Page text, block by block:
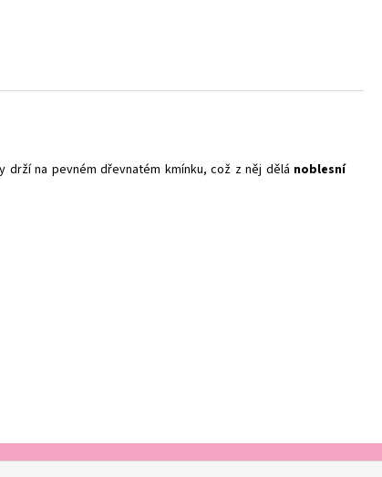
na pevném dřevnatém kmínku, což z něj dělá noblesní